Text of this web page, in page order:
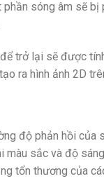
sóng âm sẽ
trở lại sẽ được
ra hình ảnh 2D
độ phản hồi của
màu sắc và độ
tổn thương của